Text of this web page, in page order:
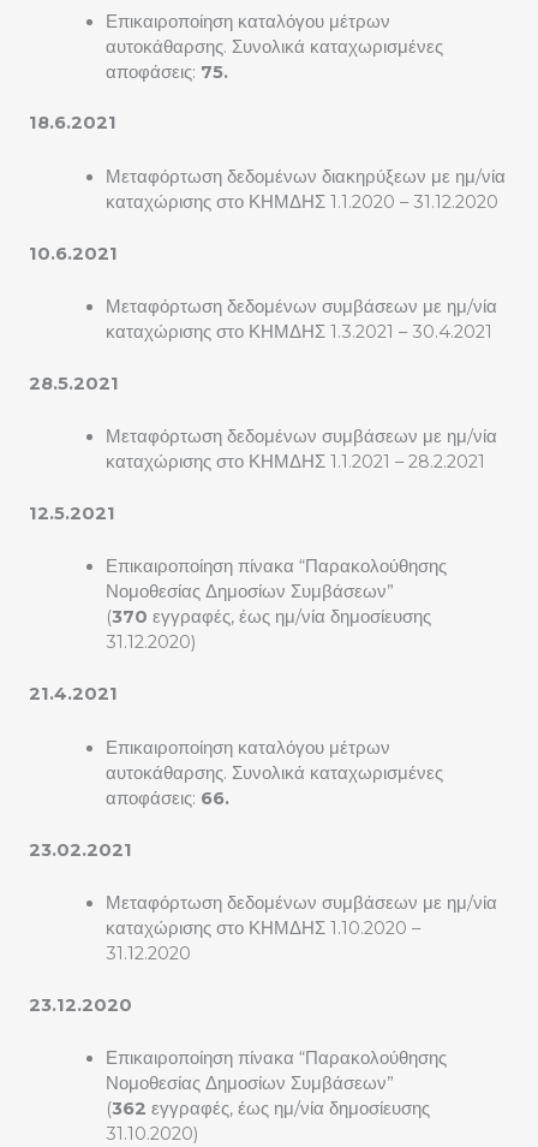
Επικαιροποίηση καταλόγου μέτρων
αυτοκάθαρσης. Συνολικά καταχωρισμένες
αποφάσεις: 75.
18.6.2021
Μεταφόρτωση δεδομένων διακηρύξεων με ημ/νία
καταχώρισης στο ΚΗΜΔΗΣ 1.1.2020 – 31.12.2020
10.6.2021
Μεταφόρτωση δεδομένων συμβάσεων με ημ/νία
καταχώρισης στο ΚΗΜΔΗΣ 1.3.2021 – 30.4.2021
28.5.2021
Μεταφόρτωση δεδομένων συμβάσεων με ημ/νία
καταχώρισης στο ΚΗΜΔΗΣ 1.1.2021 – 28.2.2021
12.5.2021
Επικαιροποίηση πίνακα “Παρακολούθησης
Νομοθεσίας Δημοσίων Συμβάσεων”
(370 εγγραφές, έως ημ/νία δημοσίευσης
31.12.2020)
21.4.2021
Επικαιροποίηση καταλόγου μέτρων
αυτοκάθαρσης. Συνολικά καταχωρισμένες
αποφάσεις: 66.
23.02.2021
Μεταφόρτωση δεδομένων συμβάσεων με ημ/νία
καταχώρισης στο ΚΗΜΔΗΣ 1.10.2020 –
31.12.2020
23.12.2020
Επικαιροποίηση πίνακα “Παρακολούθησης
Νομοθεσίας Δημοσίων Συμβάσεων”
(362 εγγραφές, έως ημ/νία δημοσίευσης
31.10.2020)